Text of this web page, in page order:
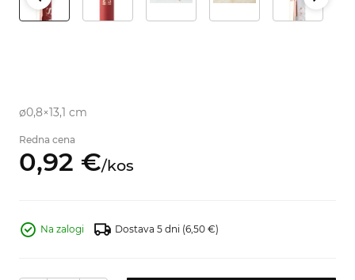
ø0,8×13,1 cm
Redna cena
0,92 €/kos
Na zalogi Dostava 5 dni (6,50 €)